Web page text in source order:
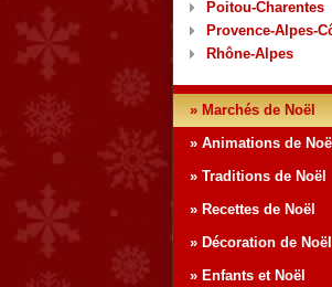
Poitou-Charentes
Provence-Alpes-
Rhône-Alpes
» Marchés de Noël
» Animations de Noël
» Traditions de Noël
» Recettes de Noël
» Décoration de Noël
» Enfants et Noël